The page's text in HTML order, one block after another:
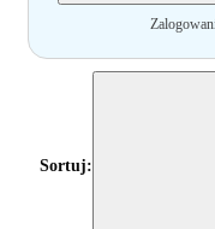
Sortuj: